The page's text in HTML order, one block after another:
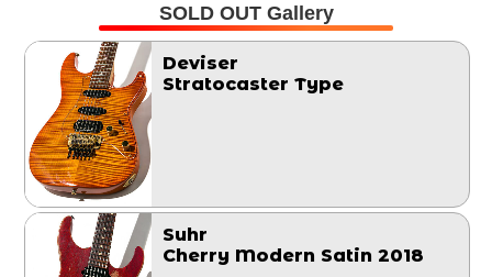
SOLD OUT Gallery
Deviser
Stratocaster Type
Suhr
Cherry Modern Satin 2018